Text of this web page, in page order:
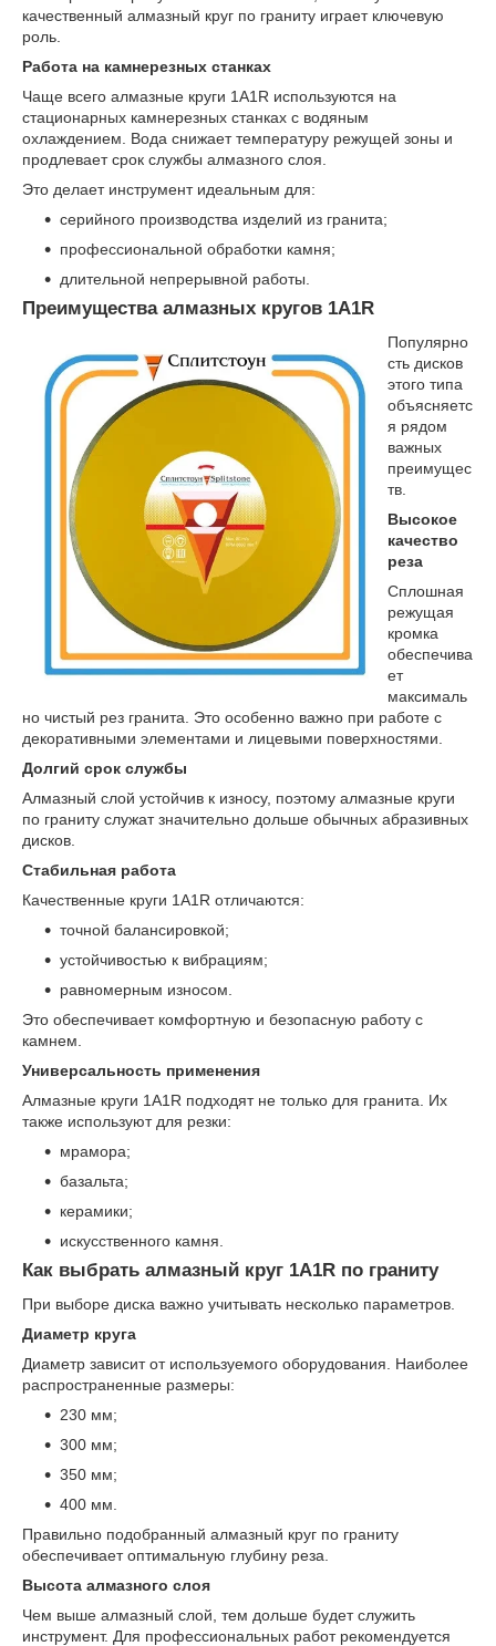
качественный алмазный круг по граниту играет ключевую
роль.
Работа на камнерезных станках
Чаще всего алмазные круги 1A1R используются на
стационарных камнерезных станках с водяным
охлаждением. Вода снижает температуру режущей зоны и
продлевает срок службы алмазного слоя.
Это делает инструмент идеальным для:
серийного производства изделий из гранита;
профессиональной обработки камня;
длительной непрерывной работы.
Преимущества алмазных кругов 1A1R
Популярно
сть дисков
этого типа
объясняетс
я рядом
важных
преимущес
тв.
Высокое
качество
реза
Сплошная
режущая
кромка
обеспечива
ет
максималь
но чистый рез гранита. Это особенно важно при работе с
декоративными элементами и лицевыми поверхностями.
Долгий срок службы
Алмазный слой устойчив к износу, поэтому алмазные круги
по граниту служат значительно дольше обычных абразивных
дисков.
Стабильная работа
Качественные круги 1A1R отличаются:
точной балансировкой;
устойчивостью к вибрациям;
равномерным износом.
Это обеспечивает комфортную и безопасную работу с
камнем.
Универсальность применения
Алмазные круги 1A1R подходят не только для гранита. Их
также используют для резки:
мрамора;
базальта;
керамики;
искусственного камня.
Как выбрать алмазный круг 1A1R по граниту
При выборе диска важно учитывать несколько параметров.
Диаметр круга
Диаметр зависит от используемого оборудования. Наиболее
распространенные размеры:
230 мм;
300 мм;
350 мм;
400 мм.
Правильно подобранный алмазный круг по граниту
обеспечивает оптимальную глубину реза.
Высота алмазного слоя
Чем выше алмазный слой, тем дольше будет служить
инструмент. Для профессиональных работ рекомендуется